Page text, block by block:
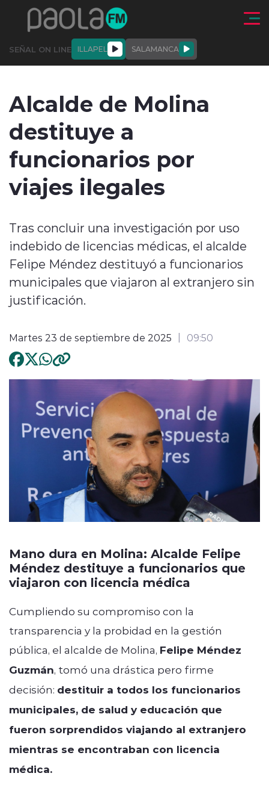
Click acá para ir directamente al contenido
SEÑAL ON LINE ILLAPEL SALAMANCA
ENTREVISTAS
modo claro
Alcalde de Molina
destituye a
funcionarios por
viajes ilegales
Tras concluir una investigación por uso
indebido de licencias médicas, el alcalde
Felipe Méndez destituyó a funcionarios
municipales que viajaron al extranjero sin
justificación.
Martes 23 de septiembre de 2025 09:50
Mano dura en Molina: Alcalde Felipe
Méndez destituye a funcionarios que
viajaron con licencia médica
Cumpliendo su compromiso con la
transparencia y la probidad en la gestión
pública, el alcalde de Molina, Felipe Méndez
Guzmán, tomó una drástica pero firme
decisión: destituir a todos los funcionarios
municipales, de salud y educación que
fueron sorprendidos viajando al extranjero
mientras se encontraban con licencia
médica.